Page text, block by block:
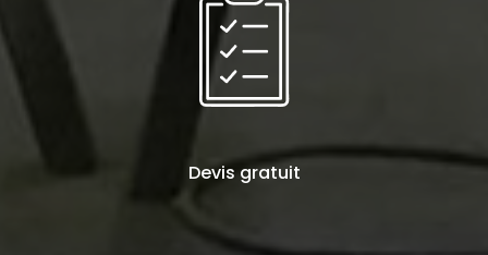
Devis gratuit